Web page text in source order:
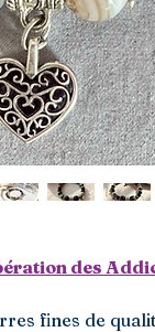
des
fines de